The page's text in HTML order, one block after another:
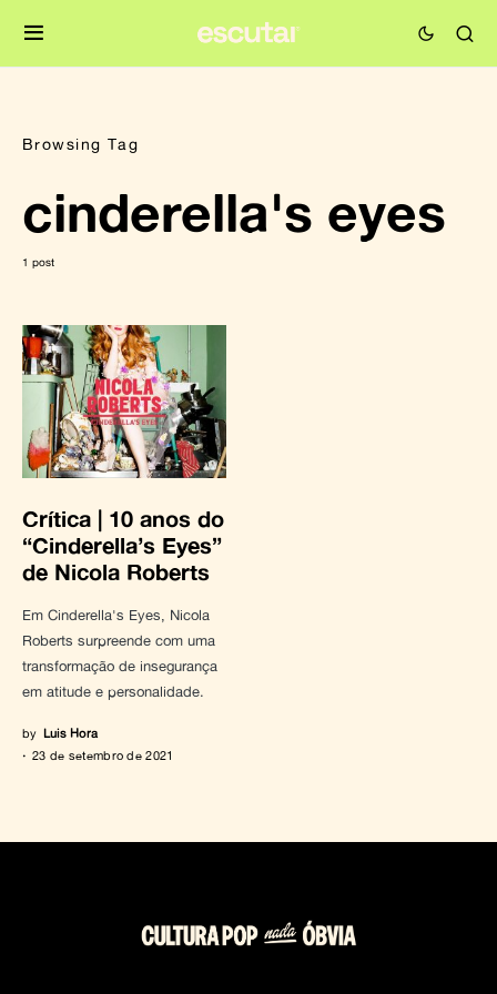
Browsing Tag
cinderella's eyes
1 post
Crítica | 10 anos do
“Cinderella’s Eyes”
de Nicola Roberts
Em Cinderella's Eyes, Nicola
Roberts surpreende com uma
transformação de insegurança
em atitude e personalidade.
by Luis Hora
23 de setembro de 2021